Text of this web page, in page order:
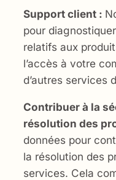
Support client :
pour
relatifs aux
l’accès à votre
d’autres services
Contribuer à la
résolution des
données pour
la résolution des
services. Cela